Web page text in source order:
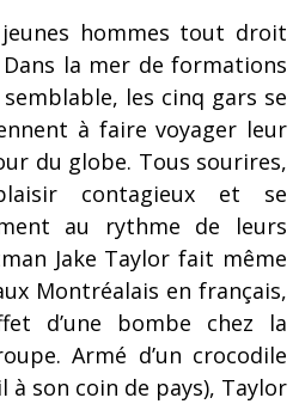
jeunes hommes tout droit
Dans la mer de formations
les cinq gars se
à faire voyager leur
du globe. Tous sourires,
contagieux et se
au rythme de leurs
Jake Taylor fait même
Montréalais en français,
d’une bombe chez la
Armé d’un crocodile
à son coin de pays), Taylor